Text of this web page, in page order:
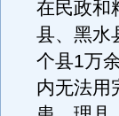
在民政和
县、黑水
个县1万
内无法用